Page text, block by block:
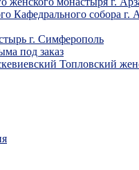
Кафедрального собора г.
г. Симферополь
под заказ
Топловский